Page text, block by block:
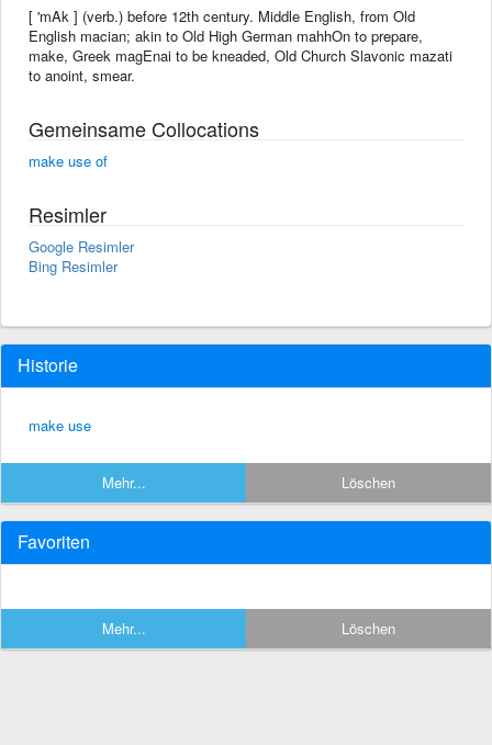
[ 'mAk ] (verb.) before 12th century. Middle English, from Old
English macian; akin to Old High German mahhOn to prepare,
make, Greek magEnai to be kneaded, Old Church Slavonic mazati
to anoint, smear.
Gemeinsame Collocations
make use of
Resimler
Google Resimler
Bing Resimler
Historie
make use
Mehr... Löschen
Favoriten
Mehr... Löschen